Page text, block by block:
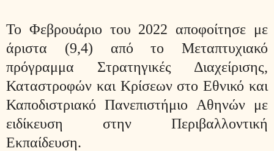
Το Φεβρουάριο του 2022 αποφοίτησε με
άριστα (9,4) από το Μεταπτυχιακό
πρόγραμμα Στρατηγικές Διαχείρισης,
Καταστροφών και Κρίσεων στο Εθνικό και
Καποδιστριακό Πανεπιστήμιο Αθηνών με
ειδίκευση στην Περιβαλλοντική
Εκπαίδευση.